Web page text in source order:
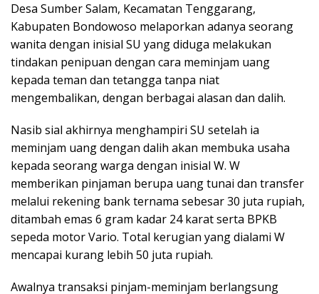
Desa Sumber Salam, Kecamatan Tenggarang,
Kabupaten Bondowoso melaporkan adanya seorang
wanita dengan inisial SU yang diduga melakukan
tindakan penipuan dengan cara meminjam uang
kepada teman dan tetangga tanpa niat
mengembalikan, dengan berbagai alasan dan dalih.
Nasib sial akhirnya menghampiri SU setelah ia
meminjam uang dengan dalih akan membuka usaha
kepada seorang warga dengan inisial W. W
memberikan pinjaman berupa uang tunai dan transfer
melalui rekening bank ternama sebesar 30 juta rupiah,
ditambah emas 6 gram kadar 24 karat serta BPKB
sepeda motor Vario. Total kerugian yang dialami W
mencapai kurang lebih 50 juta rupiah.
Awalnya transaksi pinjam-meminjam berlangsung